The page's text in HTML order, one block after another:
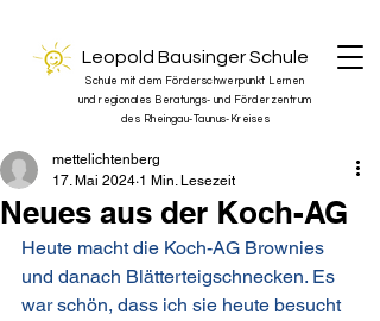
Leopold Bausinger Schule
Schule mit dem Förderschwerpunkt Lernen
und regionales Beratungs- und Förderzentrum
des Rheingau-Taunus-Kreises
Neues aus der Koch-AG
mettelichtenberg
17. Mai 2024 1 Min. Lesezeit
Heute macht die Koch-AG Brownies
und danach Blätterteigschnecken. Es
war schön, dass ich sie heute besucht